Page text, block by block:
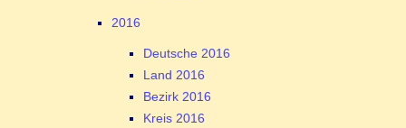
2016
Deutsche 2016
Land 2016
Bezirk 2016
Kreis 2016